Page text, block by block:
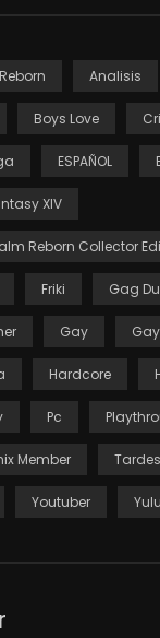
Analisis
Boys Love
ESPAÑOL
XIV
Reborn Collector
Friki Gag
Gay
Hardcore
Pc
Member Tardes
Youtuber